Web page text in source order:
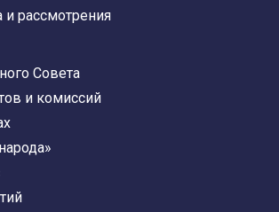
рассмотрения
Совета
и комиссий